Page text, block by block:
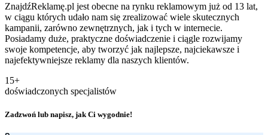
ZnajdźReklamę.pl jest obecne na rynku reklamowym już od 13 lat,
w ciągu których udało nam się zrealizować wiele skutecznych
kampanii, zarówno zewnętrznych, jak i tych w internecie.
Posiadamy duże, praktyczne doświadczenie i ciągle rozwijamy
swoje kompetencje, aby tworzyć jak najlepsze, najciekawsze i
najefektywniejsze reklamy dla naszych klientów.
15+
doświadczonych specjalistów
Zadzwoń lub napisz, jak Ci wygodnie!